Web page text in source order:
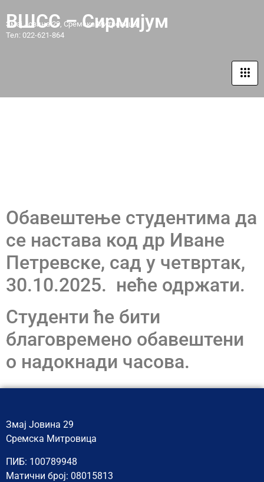
ВШСС – Сирмијум
Змај Јовина 29, Сремска Митровица
Тел: 022-621-864
Обавештење студентима да
се настава код др Иване
Петревске, сад у четвртак,
30.10.2025. неће одржати.
Студенти ће бити
благовремено обавештени
о надокнади часова.
Змај Јовина 29
Сремска Митровица
ПИБ: 100789948
Матични број: 08015813